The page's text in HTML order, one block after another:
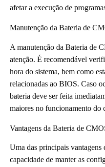
afetar a execução de
Manutenção da Bateria de
A manutenção da Bateria de
atenção. É recomendável
hora do sistema, bem como
relacionadas ao BIOS. Caso
bateria deve ser feita
maiores no funcionamento do
Vantagens da Bateria de
Uma das principais vantagens
capacidade de manter as